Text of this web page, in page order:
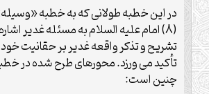
در این خطبه طولانی که به خطبه
(8) امام علیه السلام به مسئله غدیر
تشریح و تذکر واقعه غدیر بر حقانیت
تأکید می ورزد. محورهای طرح شده در
چنین است: